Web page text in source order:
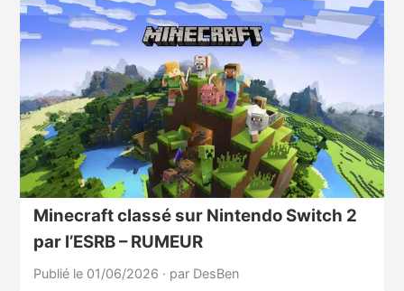
Minecraft classé sur Nintendo Switch 2
par l’ESRB – RUMEUR
Publié le 01/06/2026 · par DesBen